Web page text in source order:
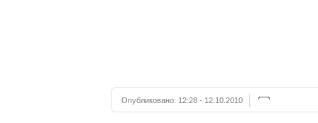
Опубликовано: 12:28 - 12.10.2010